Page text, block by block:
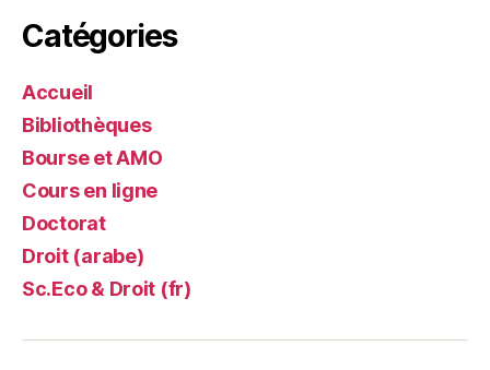
Catégories
Accueil
Bibliothèques
Bourse et AMO
Cours en ligne
Doctorat
Droit (arabe)
Sc.Eco & Droit (fr)